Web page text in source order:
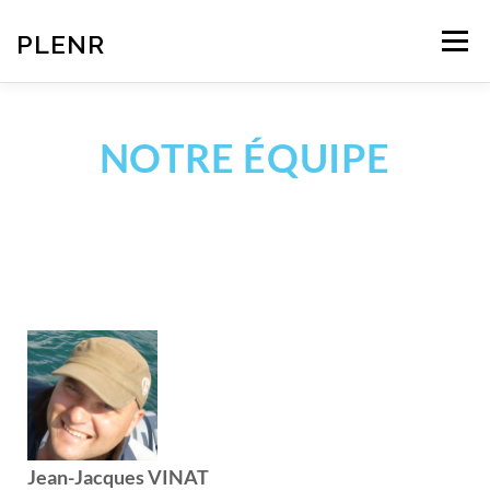
PLENR Menu
NOTRE ÉQUIPE
Jean-Jacques VINAT